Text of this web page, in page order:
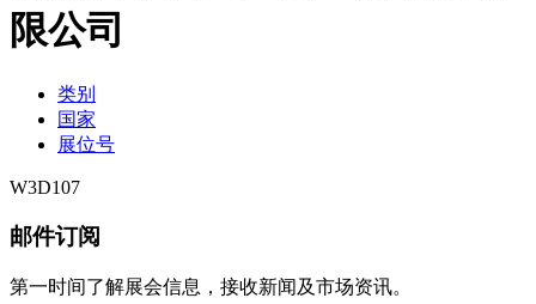
限公司
类别
国家
展位号
W3D107
邮件订阅
第一时间了解展会信息，接收新闻及市场资讯。